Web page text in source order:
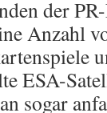
der
Anzahl
ESA-
sogar